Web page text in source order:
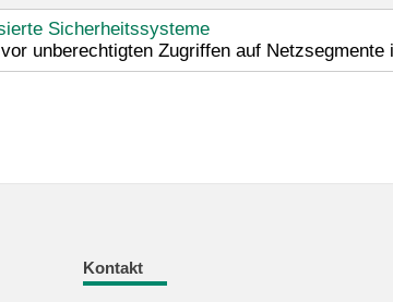
Sicherheitssysteme
unberechtigten Zugriffen auf
Kontakt